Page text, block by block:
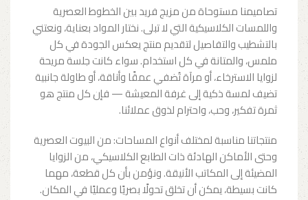
تصاميمنا مستوحاة من مزيج فريد بين الخطوط العصرية
واللمسات الكلاسيكية التي لا تبلى. نختار المواد بعناية، ونعتني
بالتشطيب والتفاصيل لتقديم منتج يعكس الجودة في كل
ملمس، والمتانة في كل استخدام. سواء كانت جلسة مريحة
لزوايا الاسترخاء، أو مرآة تُضفي عمقًا وأناقة، أو طاولة جانبية
تضيف لمسة ذكية إلى غرفة المعيشة — فإن كل منتج هو
ثمرة تفكير، وحب، واحترام لذوق عملائنا.
منتجاتنا مناسبة لمختلف أنواع المساحات: من البيوت العصرية
وحتى الأماكن الهادئة ذات الطابع الكلاسيكي، من الزوايا
المضيئة إلى المكاتب الأنيقة. ونؤمن بأن كل قطعة، مهما
كانت بسيطة، يمكن أن تخلق تحولًا بصريًا وعمليًا في المكان.